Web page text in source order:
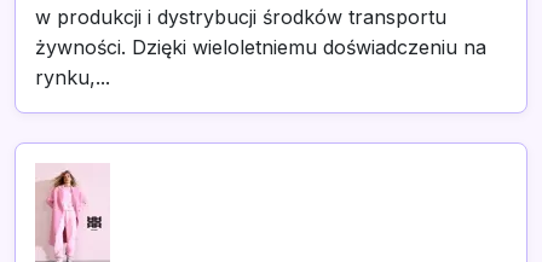
w produkcji i dystrybucji środków transportu
żywności. Dzięki wieloletniemu doświadczeniu na
rynku,...